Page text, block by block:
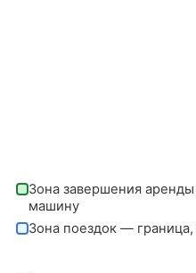
Зона завершения
машину
Зона поездок —